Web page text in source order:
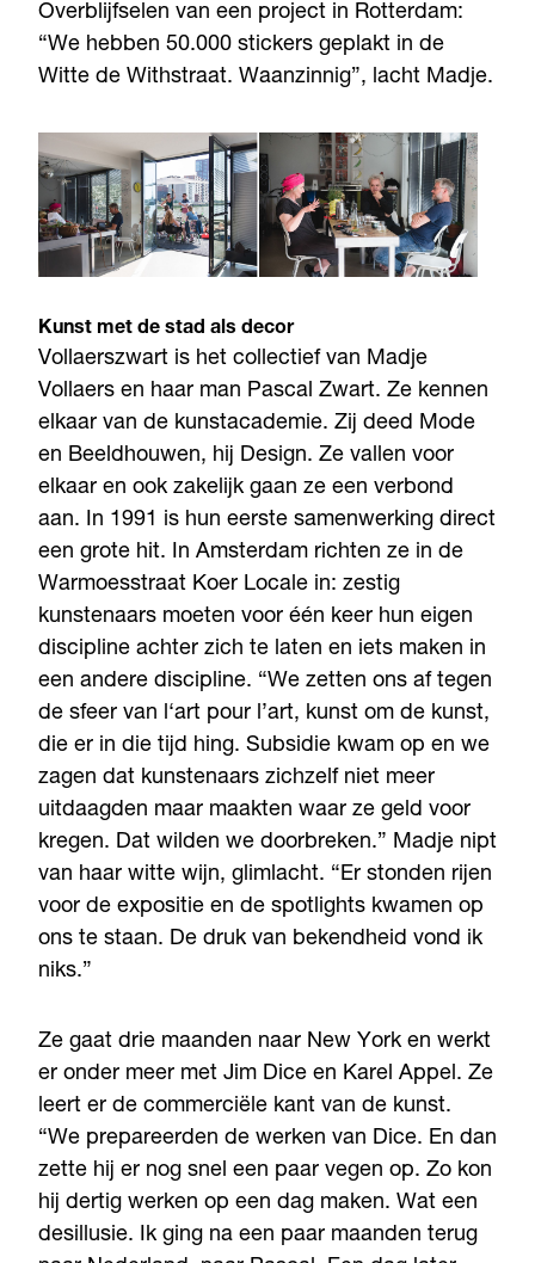
Overblijfselen van een project in Rotterdam:
“We hebben 50.000 stickers geplakt in de
Witte de Withstraat. Waanzinnig”, lacht Madje.
Kunst met de stad als decor
Vollaerszwart is het collectief van Madje
Vollaers en haar man Pascal Zwart. Ze kennen
elkaar van de kunstacademie. Zij deed Mode
en Beeldhouwen, hij Design. Ze vallen voor
elkaar en ook zakelijk gaan ze een verbond
aan. In 1991 is hun eerste samenwerking direct
een grote hit. In Amsterdam richten ze in de
Warmoesstraat Koer Locale in: zestig
kunstenaars moeten voor één keer hun eigen
discipline achter zich te laten en iets maken in
een andere discipline. “We zetten ons af tegen
de sfeer van l‘art pour l’art, kunst om de kunst,
die er in die tijd hing. Subsidie kwam op en we
zagen dat kunstenaars zichzelf niet meer
uitdaagden maar maakten waar ze geld voor
kregen. Dat wilden we doorbreken.” Madje nipt
van haar witte wijn, glimlacht. “Er stonden rijen
voor de expositie en de spotlights kwamen op
ons te staan. De druk van bekendheid vond ik
niks.”
Ze gaat drie maanden naar New York en werkt
er onder meer met Jim Dice en Karel Appel. Ze
leert er de commerciële kant van de kunst.
“We prepareerden de werken van Dice. En dan
zette hij er nog snel een paar vegen op. Zo kon
hij dertig werken op een dag maken. Wat een
desillusie. Ik ging na een paar maanden terug